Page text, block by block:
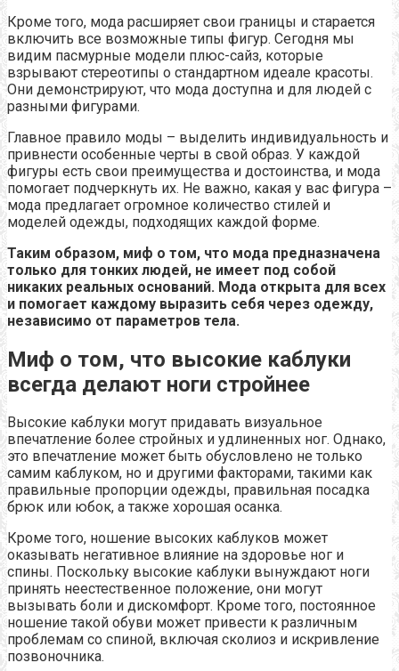
Кроме того, мода расширяет свои границы и старается
включить все возможные типы фигур. Сегодня мы
видим пасмурные модели плюс-сайз, которые
взрывают стереотипы о стандартном идеале красоты.
Они демонстрируют, что мода доступна и для людей с
разными фигурами.
Главное правило моды – выделить индивидуальность и
привнести особенные черты в свой образ. У каждой
фигуры есть свои преимущества и достоинства, и мода
помогает подчеркнуть их. Не важно, какая у вас фигура –
мода предлагает огромное количество стилей и
моделей одежды, подходящих каждой форме.
Таким образом, миф о том, что мода предназначена
только для тонких людей, не имеет под собой
никаких реальных оснований. Мода открыта для всех
и помогает каждому выразить себя через одежду,
независимо от параметров тела.
Миф о том, что высокие каблуки
всегда делают ноги стройнее
Высокие каблуки могут придавать визуальное
впечатление более стройных и удлиненных ног. Однако,
это впечатление может быть обусловлено не только
самим каблуком, но и другими факторами, такими как
правильные пропорции одежды, правильная посадка
брюк или юбок, а также хорошая осанка.
Кроме того, ношение высоких каблуков может
оказывать негативное влияние на здоровье ног и
спины. Поскольку высокие каблуки вынуждают ноги
принять неестественное положение, они могут
вызывать боли и дискомфорт. Кроме того, постоянное
ношение такой обуви может привести к различным
проблемам со спиной, включая сколиоз и искривление
позвоночника.